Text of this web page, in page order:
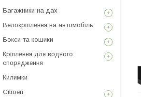
Багажники на дах
Велокріплення на автомобіль
Бокси та кошики
Кріплення для водного
спорядження
Килимки
Citroen